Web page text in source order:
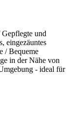
und
eingezäuntes
/ Bequeme
in der Nähe von
- ideal für